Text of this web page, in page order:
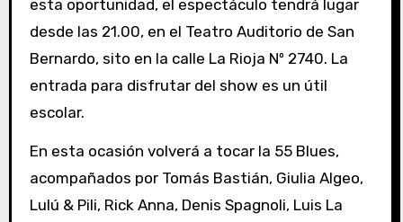
esta oportunidad, el espectáculo tendrá lugar
desde las 21.00, en el Teatro Auditorio de San
Bernardo, sito en la calle La Rioja Nº 2740. La
entrada para disfrutar del show es un útil
escolar.
En esta ocasión volverá a tocar la 55 Blues,
acompañados por Tomás Bastián, Giulia Algeo,
Lulú & Pili, Rick Anna, Denis Spagnoli, Luis La